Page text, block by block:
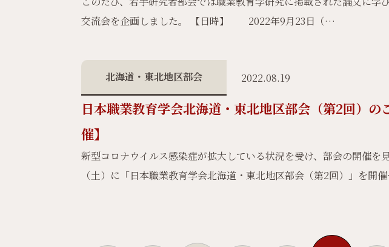
交流会を企画しました。 【日時】 2022年9月23日（…
北海道・東北地区部会 2022.08.19
日本職業教育学会北海道・東北地区部会（第2回）の
催】
新型コロナウイルス感染症が拡大している状況を受け、部会の開催を
（土）に「日本職業教育学会北海道・東北地区部会（第2回）」を開